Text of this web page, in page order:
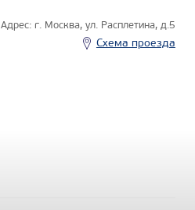
Адрес: г. Москва, ул. Расплетина, д.5
Схема проезда